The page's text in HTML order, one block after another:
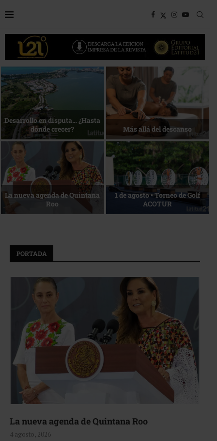
Bottega, un viaje servido a la
mesa
Energía que Impulsa la
competitividad
Reconocimiento de viajeros La esencia del servicio
PORTADA
La nueva agenda de Quintana Roo
4 agosto, 2026